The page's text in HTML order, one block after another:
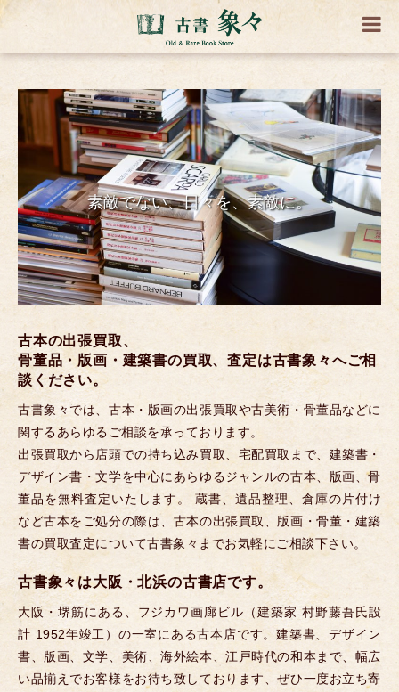
素敵でない、日々を、素敵に。
古本の出張買取、
骨董品・版画・建築書の買取、査定は古書象々へご相
談ください。
古書象々では、古本・版画の出張買取や古美術・骨董品などに
関するあらゆるご相談を承っております。
出張買取から店頭での持ち込み買取、宅配買取まで、建築書・
デザイン書・文学を中心にあらゆるジャンルの古本、版画、骨
董品を無料査定いたします。 蔵書、遺品整理、倉庫の片付け
など古本をご処分の際は、古本の出張買取、版画・骨董・建築
書の買取査定について古書象々までお気軽にご相談下さい。
古書象々は大阪・北浜の古書店です。
大阪・堺筋にある、フジカワ画廊ビル（建築家 村野藤吾氏設
計 1952年竣工）の一室にある古本店です。建築書、デザイン
書、版画、文学、美術、海外絵本、江戸時代の和本まで、幅広
い品揃えでお客様をお待ち致しております、ぜひ一度お立ち寄